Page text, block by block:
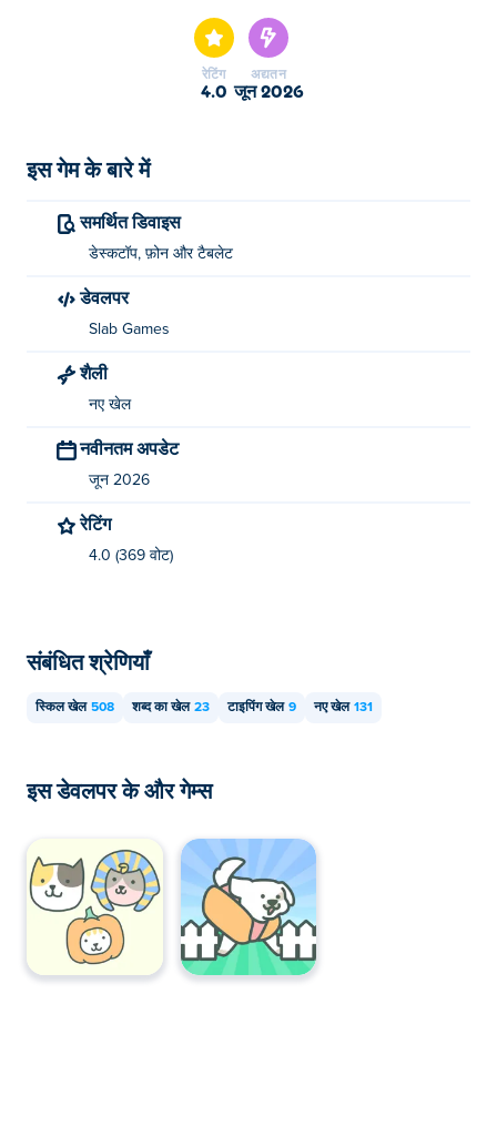
रेटिंग
4.0
अद्यतन
जून 2026
इस गेम के बारे में
समर्थित डिवाइस
डेस्कटॉप, फ़ोन और टैबलेट
डेवलपर
Slab Games
शैली
नए खेल
नवीनतम अपडेट
जून 2026
रेटिंग
4.0 (369 वोट)
संबंधित श्रेणियाँ
स्किल खेल 508 शब्द का खेल 23 टाइपिंग खेल 9 नए खेल 131
इस डेवलपर के और गेम्स